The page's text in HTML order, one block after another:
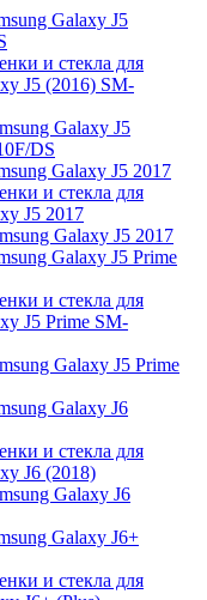
Galaxy J5
и стекла для
J5 (2016) SM-
Galaxy J5
DS
Galaxy J5 2017
и стекла для
J5 2017
Galaxy J5 2017
Galaxy J5 Prime
и стекла для
J5 Prime SM-
Galaxy J5 Prime
Galaxy J6
и стекла для
J6 (2018)
Galaxy J6
Galaxy J6+
и стекла для